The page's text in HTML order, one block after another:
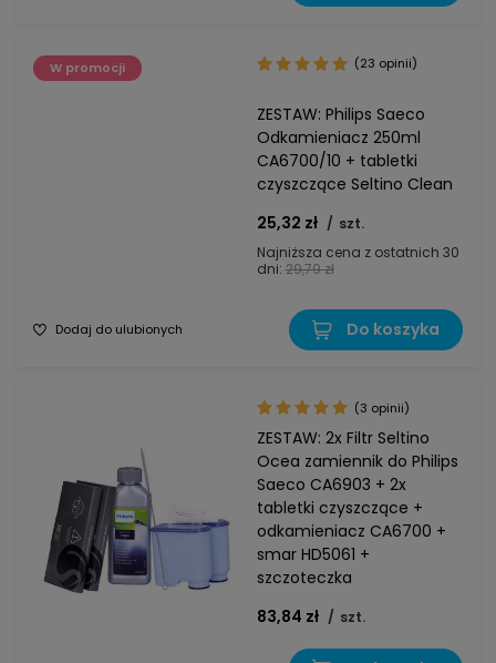
W promocji
ZESTAW: Philips Saeco
Odkamieniacz 250ml
CA6700/10 + tabletki
czyszczące Seltino Clean
25,32 zł / szt.
Najniższa cena z ostatnich 30
dni:29,79 zł
(23 opinii)
Dodaj do ulubionych Do koszyka
ZESTAW: 2x Filtr Seltino
Ocea zamiennik do Philips
Saeco CA6903 + 2x
tabletki czyszczące +
odkamieniacz CA6700 +
smar HD5061 +
szczoteczka
83,84 zł / szt.
(3 opinii)